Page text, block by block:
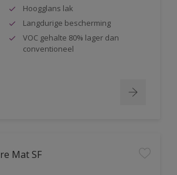
Hoogglans lak
Langdurige bescherming
VOC gehalte 80% lager dan
conventioneel
Mat SF